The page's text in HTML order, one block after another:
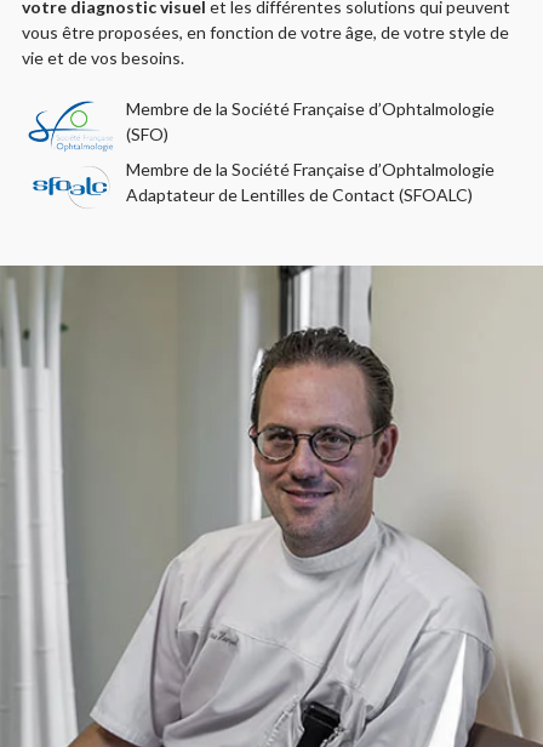
votre diagnostic visuel et les différentes solutions qui peuvent
vous être proposées, en fonction de votre âge, de votre style de
vie et de vos besoins.
Membre de la Société Française d’Ophtalmologie
(SFO)
Membre de la Société Française d’Ophtalmologie
Adaptateur de Lentilles de Contact (SFOALC)